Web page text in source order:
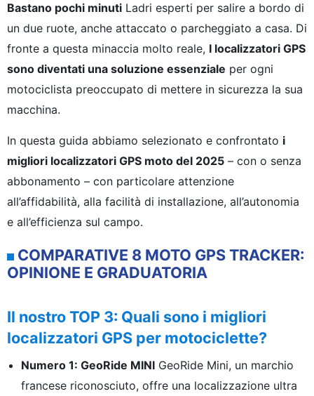
Bastano pochi minuti Ladri esperti per salire a bordo di
un due ruote, anche attaccato o parcheggiato a casa. Di
fronte a questa minaccia molto reale, I localizzatori GPS
sono diventati una soluzione essenziale per ogni
motociclista preoccupato di mettere in sicurezza la sua
macchina.
In questa guida abbiamo selezionato e confrontato i
migliori localizzatori GPS moto del 2025 – con o senza
abbonamento – con particolare attenzione
all’affidabilità, alla facilità di installazione, all’autonomia
e all’efficienza sul campo.
COMPARATIVE 8 MOTO GPS TRACKER:
OPINIONE E GRADUATORIA
Il nostro TOP 3: Quali sono i migliori
localizzatori GPS per motociclette?
Numero 1: GeoRide MINI GeoRide Mini, un marchio
francese riconosciuto, offre una localizzazione ultra